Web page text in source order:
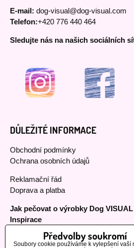
E-mail: dog-visual@dog-visual.com
Telefon:+420 776 440 464
Sledujte nás na našich sociálních
DŮLEŽITÉ INFORMACE
Obchodní podmínky
Ochrana osobních údajů
Reklamační řád
Doprava a platba
Jak pečovat o výrobky Dog VISUAL
Inspirace
Předvolby soukromí
Soubory cookie používáme k vylepšení vaší